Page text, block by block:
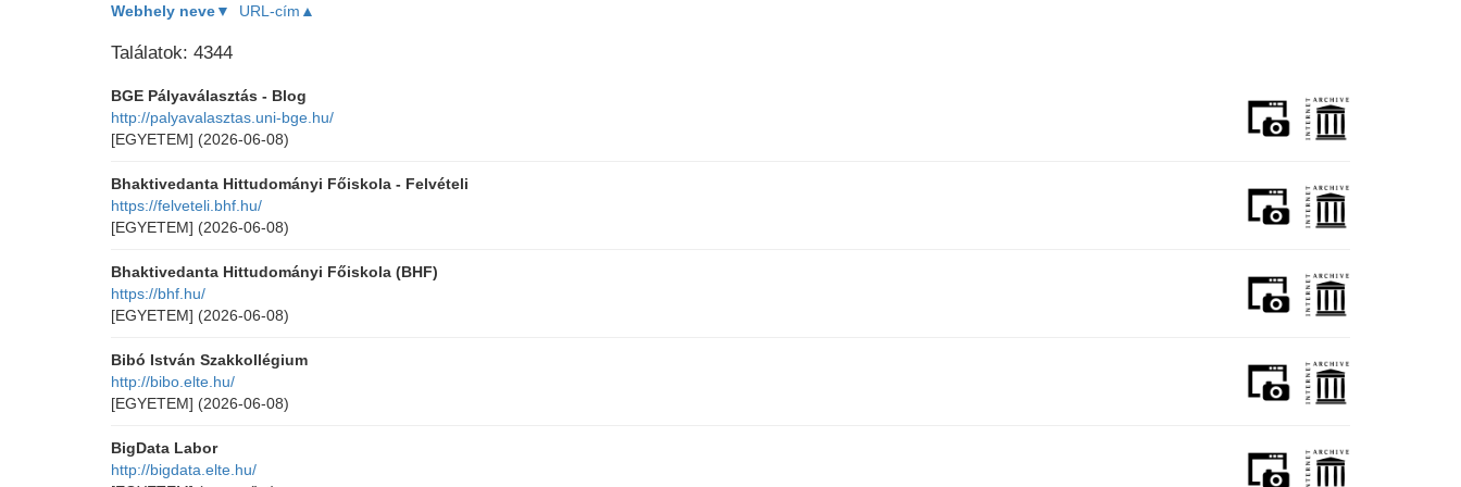
Webhely neve▼ URL-cím▲
Találatok: 4344
BGE Pályaválasztás - Blog
http://palyavalasztas.uni-bge.hu/
[EGYETEM] (2026-06-08)
Bhaktivedanta Hittudományi Főiskola - Felvételi
https://felveteli.bhf.hu/
[EGYETEM] (2026-06-08)
Bhaktivedanta Hittudományi Főiskola (BHF)
https://bhf.hu/
[EGYETEM] (2026-06-08)
Bibó István Szakkollégium
http://bibo.elte.hu/
[EGYETEM] (2026-06-08)
BigData Labor
http://bigdata.elte.hu/